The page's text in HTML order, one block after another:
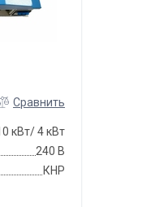
Сравнить
кВт/ 4 кВт
240 В
КНР